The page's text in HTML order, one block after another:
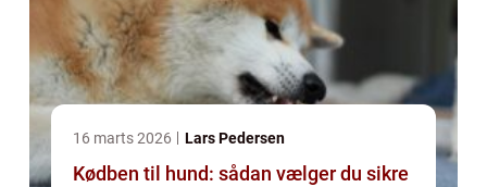
16 marts 2026 Lars Pedersen
Kødben til hund: sådan vælger du sikre